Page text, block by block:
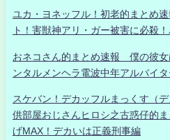
ユカ・ヨネッフル！初老的まとめ
ト！害獣神アリ・ガー被害に必殺
おネコさん的まとめ速報 僕の彼女
ンタルメンヘラ電波中年アルバイ
スケバン！デカッフルまっくす（
供部屋おじさんヒロシ之古惑仔的
げMAX！デカいは正義刑事編